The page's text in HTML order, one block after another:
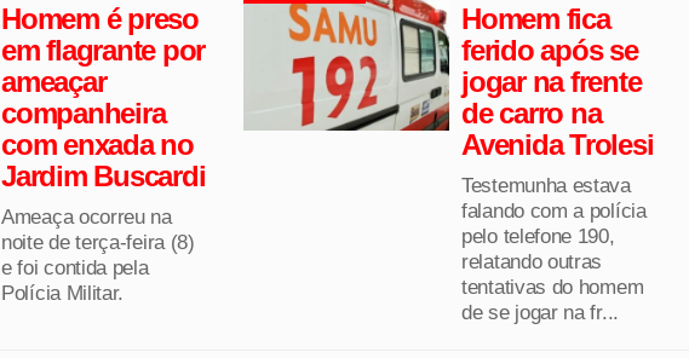
Homem é preso
em flagrante por
ameaçar
companheira
com enxada no
Jardim Buscardi
Ameaça ocorreu na
noite de terça-feira (8)
e foi contida pela
Polícia Militar.
Homem fica
ferido após se
jogar na frente
de carro na
Avenida Trolesi
Testemunha estava
falando com a polícia
pelo telefone 190,
relatando outras
tentativas do homem
de se jogar na fr...